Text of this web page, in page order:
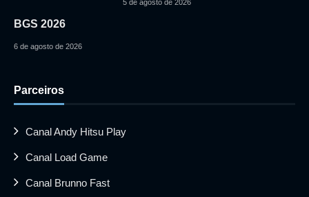
5 de agosto de 2026
BGS 2026
6 de agosto de 2026
Parceiros
Canal Andy Hitsu Play
Canal Load Game
Canal Brunno Fast